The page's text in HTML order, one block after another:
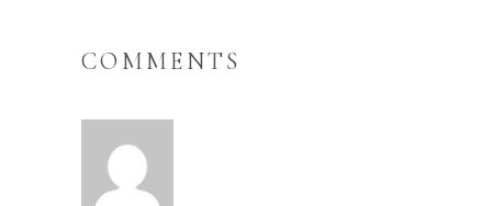
COMMENTS